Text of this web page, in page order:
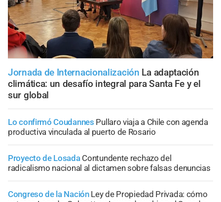
Jornada de Internacionalización La adaptación
climática: un desafío integral para Santa Fe y el
sur global
Lo confirmó Coudannes Pullaro viaja a Chile con agenda
productiva vinculada al puerto de Rosario
Proyecto de Losada Contundente rechazo del
radicalismo nacional al dictamen sobre falsas denuncias
Congreso de la Nación Ley de Propiedad Privada: cómo